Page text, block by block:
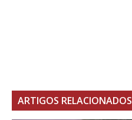
ARTIGOS RELACIONADOS